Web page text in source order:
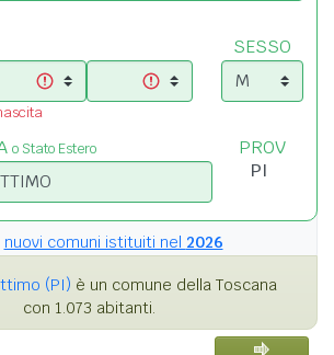
SESSO
o Stato Estero PROV
nuovi comuni istituiti nel 2026
(PI) è un comune della Toscana
con 1.073 abitanti.